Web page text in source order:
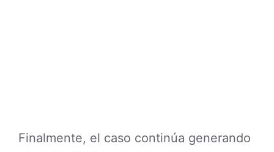
Finalmente, el caso continúa generando